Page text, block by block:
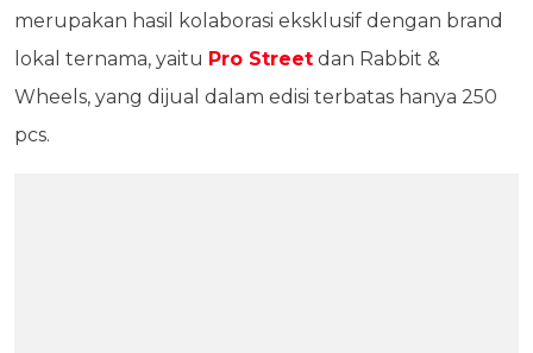
merupakan hasil kolaborasi eksklusif dengan brand
lokal ternama, yaitu Pro Street dan Rabbit &
Wheels, yang dijual dalam edisi terbatas hanya 250
pcs.